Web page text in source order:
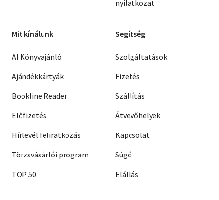
nyilatkozat
Mit kínálunk
AI Könyvajánló
Ajándékkártyák
Bookline Reader
Előfizetés
Hírlevél feliratkozás
Törzsvásárlói program
TOP 50
Segítség
Szolgáltatások
Fizetés
Szállítás
Átvevőhelyek
Kapcsolat
Súgó
Elállás